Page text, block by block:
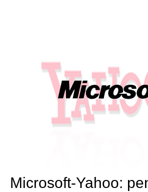
Microsoft-Yahoo: